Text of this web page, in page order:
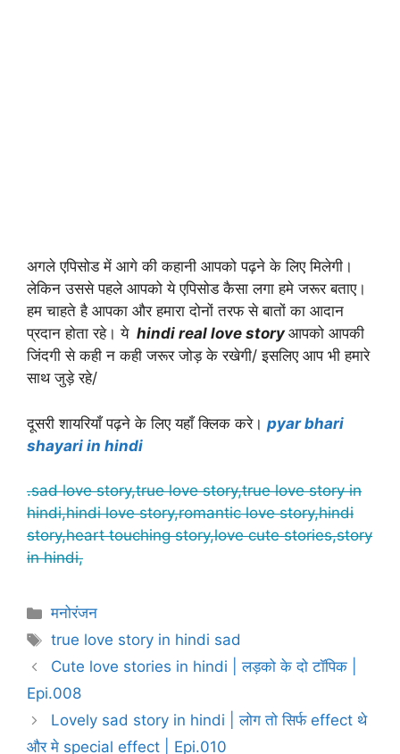
अगले एपिसोड में आगे की कहानी आपको पढ़ने के लिए मिलेगी।
लेकिन उससे पहले आपको ये एपिसोड कैसा लगा हमे जरूर बताए।
हम चाहते है आपका और हमारा दोनों तरफ से बातों का आदान
प्रदान होता रहे। ये hindi real love story आपको आपकी
जिंदगी से कही न कही जरूर जोड़ के रखेगी/ इसलिए आप भी हमारे
साथ जुड़े रहे/
दूसरी शायरियाँ पढ़ने के लिए यहाँ क्लिक करे। pyar bhari
shayari in hindi
.sad love story,true love story,true love story in
hindi,hindi love story,romantic love story,hindi
story,heart touching story,love cute stories,story
in hindi,
Categories
मनोरंजन
Tags
true love story in hindi sad
Cute love stories in hindi | लड़को के दो टॉपिक |
Epi.008
Lovely sad story in hindi | लोग तो सिर्फ effect थे
और मे special effect | Epi.010